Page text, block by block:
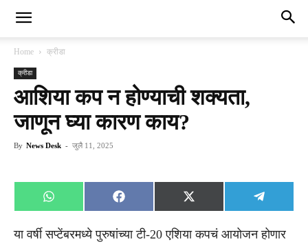
Home क्रीडा
क्रीडा
आशिया कप न होण्याची शक्यता,
जाणून घ्या कारण काय?
By News Desk - जुलै 11, 2025
Share
on
WhatsApp
Share
on
Facebook
Share
on
X
(Twitter)
Share
on
या वर्षी सप्टेंबरमध्ये पुरुषांच्या टी-20 एशिया कपचं आयोजन होणार